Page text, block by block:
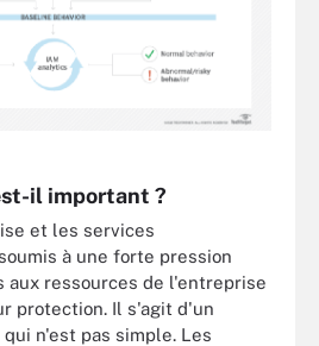
il important ?
et les services
à une forte pression
aux ressources de l'entreprise
protection. Il s'agit d'un
n'est pas simple. Les